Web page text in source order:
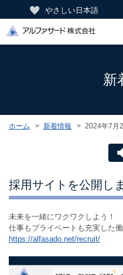
やさしい日本語
新
ホーム 新着情報 2024年7月
採用サイトを公開し
未来を一緒にワクワクしよう！
仕事もプライベートも充実した働
https://alfasado.net/recruit/